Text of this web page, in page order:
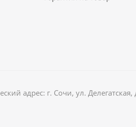
адрес: г. Сочи, ул. Делегатская,